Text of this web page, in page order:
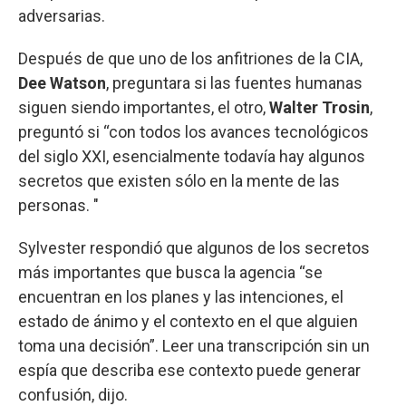
adversarias.
Después de que uno de los anfitriones de la CIA,
Dee Watson, preguntara si las fuentes humanas
siguen siendo importantes, el otro,Walter Trosin,
preguntó si “con todos los avances tecnológicos
del siglo XXI, esencialmente todavía hay algunos
secretos que existen sólo en la mente de las
personas. "
Sylvester respondió que algunos de los secretos
más importantes que busca la agencia “se
encuentran en los planes y las intenciones, el
estado de ánimo y el contexto en el que alguien
toma una decisión”. Leer una transcripción sin un
espía que describa ese contexto puede generar
confusión, dijo.